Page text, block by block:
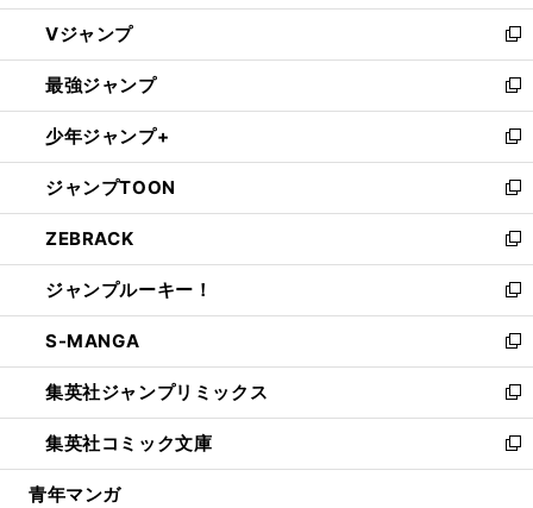
ウ
ィ
ン
ド
ウ
で
開
く
し
い
ウ
ィ
ン
ド
ウ
で
開
く
Vジャンプ
新
し
い
ウ
ィ
ン
ド
ウ
で
開
く
最強ジャンプ
新
し
い
ウ
ィ
ン
ド
ウ
で
開
く
少年ジャンプ+
新
し
い
ウ
ィ
ン
ド
ウ
で
開
く
ジャンプTOON
新
し
い
ウ
ィ
ン
ド
ウ
で
開
く
ZEBRACK
新
し
い
ウ
ィ
ン
ド
ウ
で
開
ジャンプルーキー！
新
し
い
ウ
ィ
ン
ド
ウ
S-MANGA
新
し
い
ウ
ィ
ン
集英社ジャンプリミックス
新
し
い
ウ
集英社コミック文庫
新
し
青年マンガ